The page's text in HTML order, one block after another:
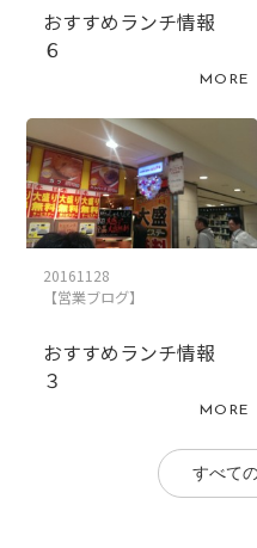
おすすめランチ情報
６
MORE
20161128
【営業ブログ】
おすすめランチ情報
３
MORE
すべて